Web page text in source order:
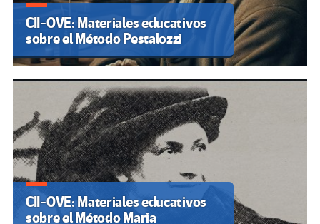
CII-OVE: Materiales educativos
sobre el Método Pestalozzi
CII-OVE: Materiales educativos
sobre el Método Maria